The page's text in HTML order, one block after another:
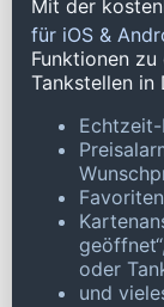
Mit der
für iOS &
Funktionen
Tankstellen in
Echtzeit-
oder
und